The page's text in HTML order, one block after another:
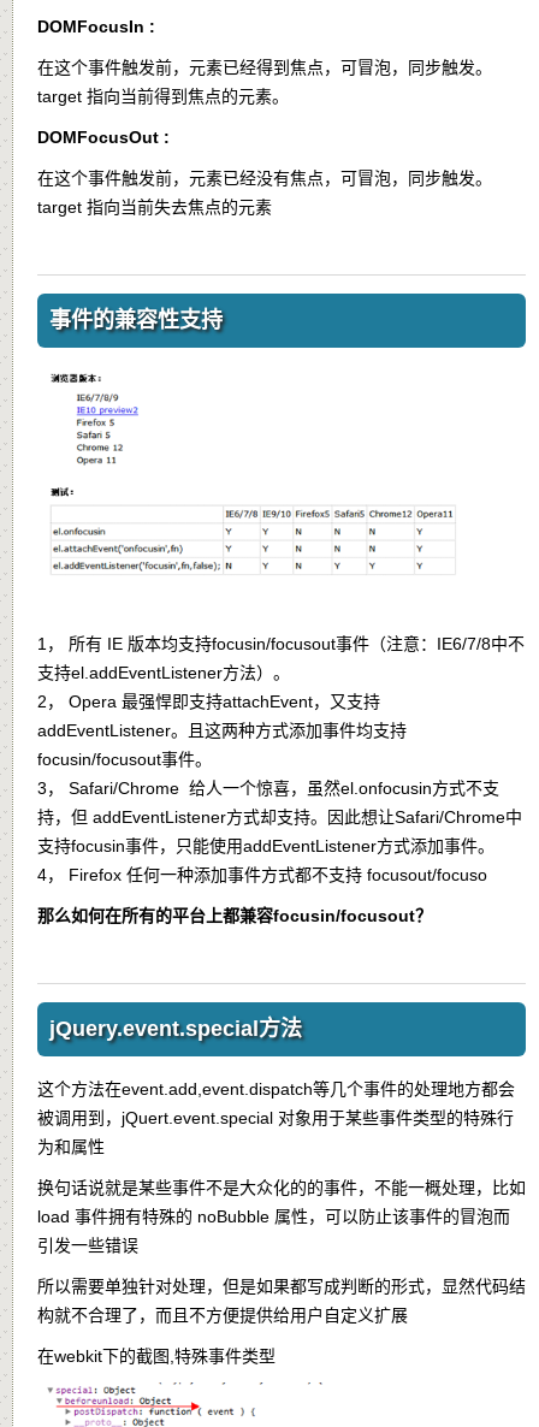
DOMFocusIn :
在这个事件触发前，元素已经得到焦点，可冒泡，同步触发。
target 指向当前得到焦点的元素。
DOMFocusOut :
在这个事件触发前，元素已经没有焦点，可冒泡，同步触发。
target 指向当前失去焦点的元素
事件的兼容性支持
1， 所有 IE 版本均支持focusin/focusout事件（注意：IE6/7/8中不
支持el.addEventListener方法）。
2， Opera 最强悍即支持attachEvent，又支持
addEventListener。且这两种方式添加事件均支持
focusin/focusout事件。
3， Safari/Chrome 给人一个惊喜，虽然el.onfocusin方式不支
持，但 addEventListener方式却支持。因此想让Safari/Chrome中
支持focusin事件，只能使用addEventListener方式添加事件。
4， Firefox 任何一种添加事件方式都不支持 focusout/focuso
那么如何在所有的平台上都兼容focusin/focusout？
jQuery.event.special方法
这个方法在event.add,event.dispatch等几个事件的处理地方都会
被调用到，jQuert.event.special 对象用于某些事件类型的特殊行
为和属性
换句话说就是某些事件不是大众化的的事件，不能一概处理，比如
load 事件拥有特殊的 noBubble 属性，可以防止该事件的冒泡而
引发一些错误
所以需要单独针对处理，但是如果都写成判断的形式，显然代码结
构就不合理了，而且不方便提供给用户自定义扩展
在webkit下的截图,特殊事件类型